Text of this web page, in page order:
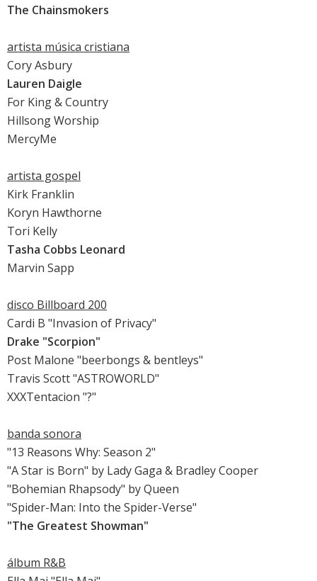
The Chainsmokers
artista música cristiana
Cory Asbury
Lauren Daigle
For King & Country
Hillsong Worship
MercyMe
artista gospel
Kirk Franklin
Koryn Hawthorne
Tori Kelly
Tasha Cobbs Leonard
Marvin Sapp
disco Billboard 200
Cardi B "Invasion of Privacy"
Drake "Scorpion"
Post Malone "beerbongs & bentleys"
Travis Scott "ASTROWORLD"
XXXTentacion "?"
banda sonora
"13 Reasons Why: Season 2"
"A Star is Born" by Lady Gaga & Bradley Cooper
"Bohemian Rhapsody" by Queen
"Spider-Man: Into the Spider-Verse"
"The Greatest Showman"
álbum R&B